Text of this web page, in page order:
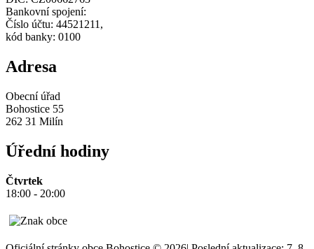
Bankovní spojení:
Číslo účtu: 44521211,
kód banky: 0100
Adresa
Obecní úřad
Bohostice 55
262 31 Milín
Úřední hodiny
Čtvrtek
18:00 - 20:00